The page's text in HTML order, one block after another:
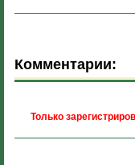
Комментарии:
Только